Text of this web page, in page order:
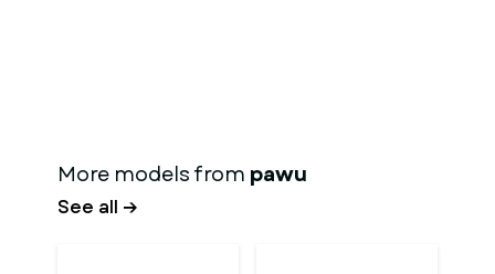
More models from pawu
See all →